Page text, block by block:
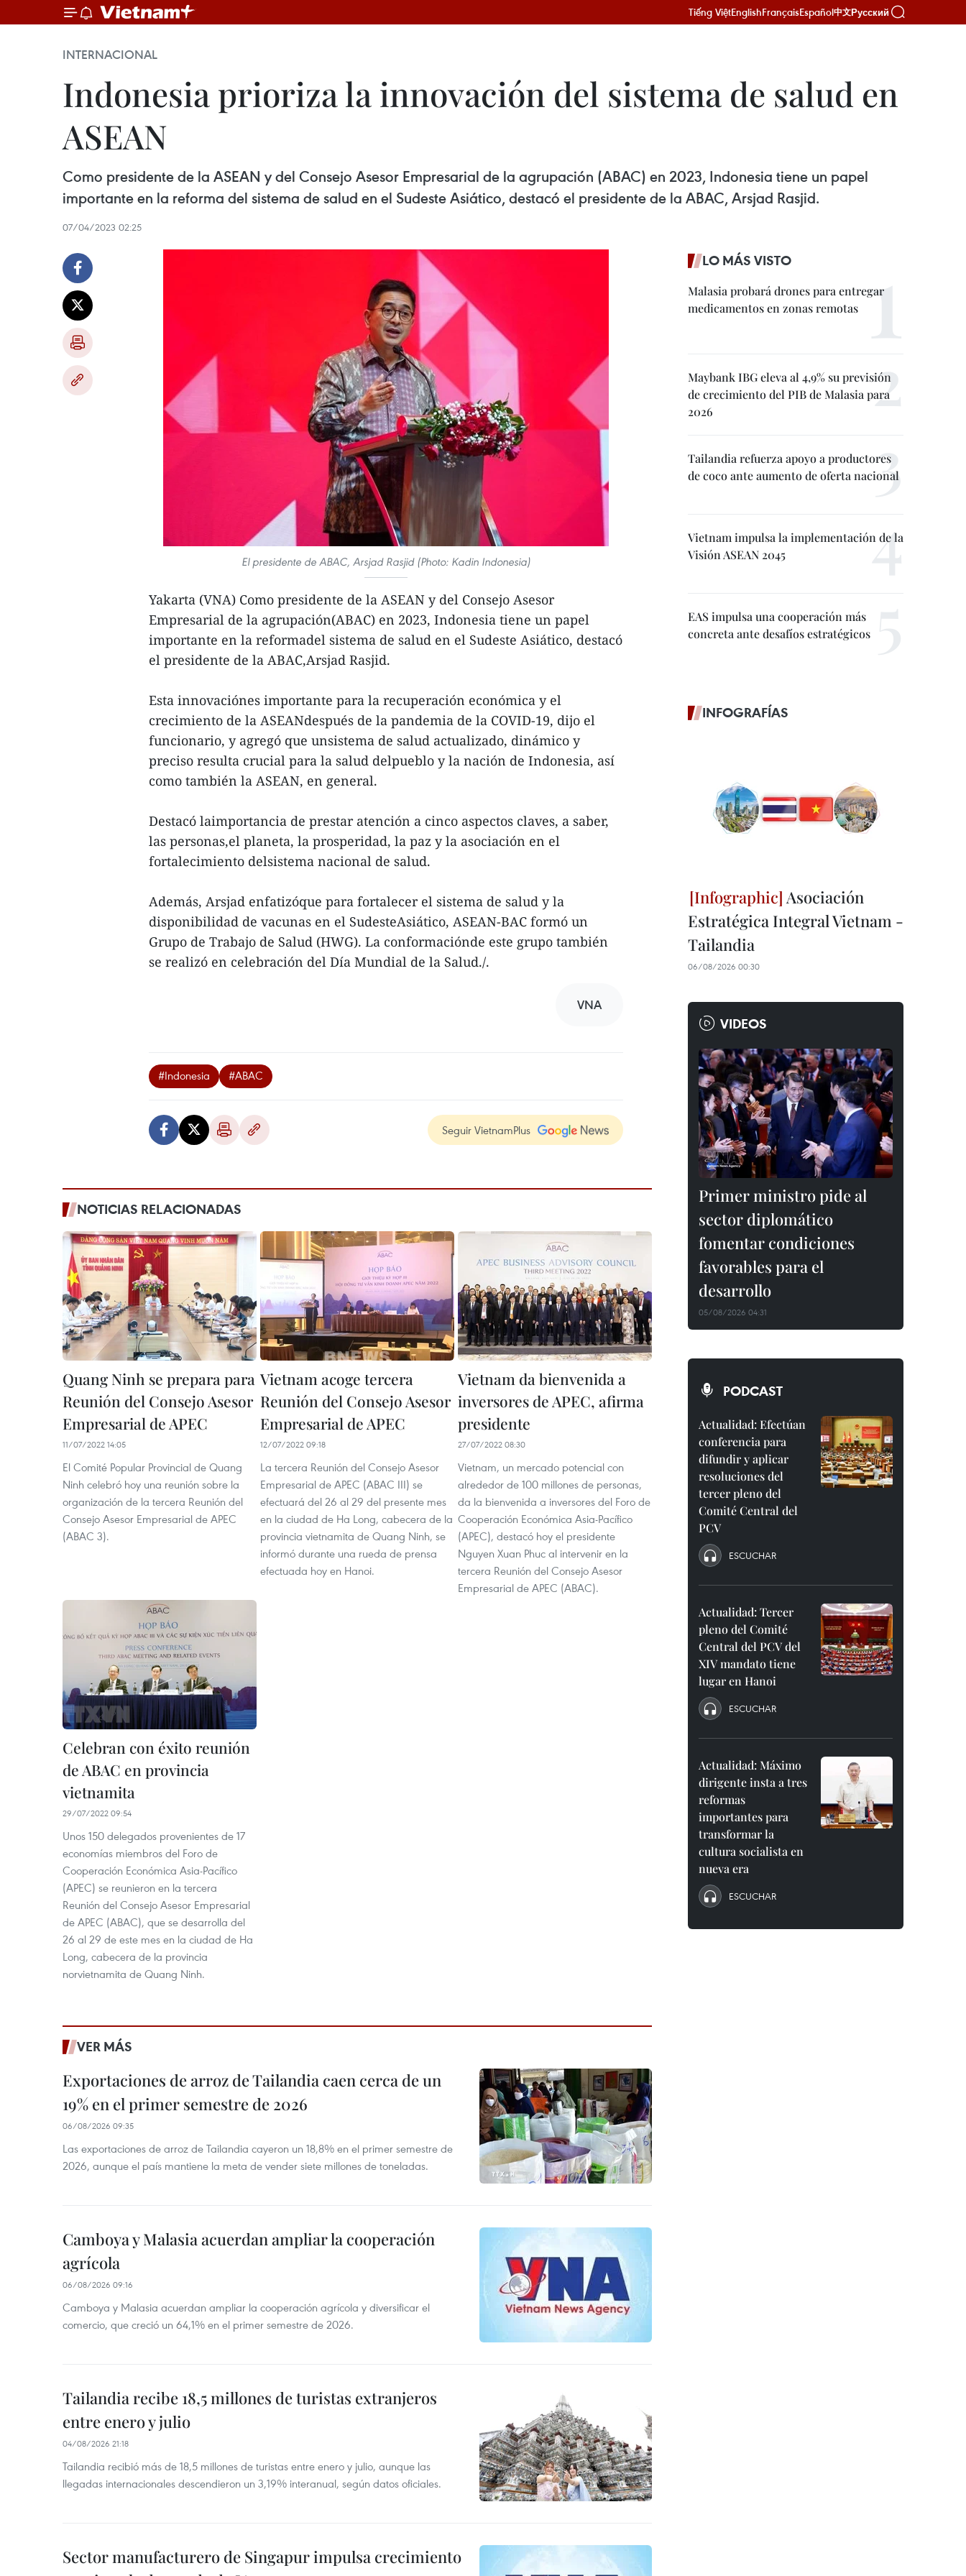
Tiếng ViệtEnglishFrançaisEspañol中文Русский
INTERNACIONAL
Indonesia prioriza la innovación del sistema de salud en
ASEAN
Como presidente de la ASEAN y del Consejo Asesor Empresarial de la agrupación (ABAC) en 2023, Indonesia tiene un papel
importante en la reforma del sistema de salud en el Sudeste Asiático, destacó el presidente de la ABAC, Arsjad Rasjid.
07/04/2023 02:25
El presidente de ABAC, Arsjad Rasjid (Photo: Kadin Indonesia)
Yakarta (VNA) Como presidente de la ASEAN y del Consejo Asesor
Empresarial de la agrupación(ABAC) en 2023, Indonesia tiene un papel
importante en la reformadel sistema de salud en el Sudeste Asiático, destacó
el presidente de la ABAC,Arsjad Rasjid.
Esta innovaciónes importante para la recuperación económica y el
crecimiento de la ASEANdespués de la pandemia de la COVID-19, dijo el
funcionario, y agregó que unsistema de salud actualizado, dinámico y
preciso resulta crucial para la salud delpueblo y la nación de Indonesia, así
como también la ASEAN, en general.
Destacó laimportancia de prestar atención a cinco aspectos claves, a saber,
las personas,el planeta, la prosperidad, la paz y la asociación en el
fortalecimiento delsistema nacional de salud.
Además, Arsjad enfatizóque para fortalecer el sistema de salud y la
disponibilidad de vacunas en el SudesteAsiático, ASEAN-BAC formó un
Grupo de Trabajo de Salud (HWG). La conformaciónde este grupo también
se realizó en celebración del Día Mundial de la Salud./.
VNA
#Indonesia #ABAC
Seguir VietnamPlus
NOTICIAS RELACIONADAS
Quang Ninh se prepara para
Reunión del Consejo Asesor
Empresarial de APEC
11/07/2022 14:05
El Comité Popular Provincial de Quang
Ninh celebró hoy una reunión sobre la
organización de la tercera Reunión del
Consejo Asesor Empresarial de APEC
(ABAC 3).
Vietnam acoge tercera
Reunión del Consejo Asesor
Empresarial de APEC
12/07/2022 09:18
La tercera Reunión del Consejo Asesor
Empresarial de APEC (ABAC III) se
efectuará del 26 al 29 del presente mes
en la ciudad de Ha Long, cabecera de la
provincia vietnamita de Quang Ninh, se
informó durante una rueda de prensa
efectuada hoy en Hanoi.
Vietnam da bienvenida a
inversores de APEC, afirma
presidente
27/07/2022 08:30
Vietnam, un mercado potencial con
alrededor de 100 millones de personas,
da la bienvenida a inversores del Foro de
Cooperación Económica Asia-Pacífico
(APEC), destacó hoy el presidente
Nguyen Xuan Phuc al intervenir en la
tercera Reunión del Consejo Asesor
Empresarial de APEC (ABAC).
Celebran con éxito reunión
de ABAC en provincia
vietnamita
29/07/2022 09:54
Unos 150 delegados provenientes de 17
economías miembros del Foro de
Cooperación Económica Asia-Pacífico
(APEC) se reunieron en la tercera
Reunión del Consejo Asesor Empresarial
de APEC (ABAC), que se desarrolla del
26 al 29 de este mes en la ciudad de Ha
Long, cabecera de la provincia
norvietnamita de Quang Ninh.
VER MÁS
Exportaciones de arroz de Tailandia caen cerca de un
19% en el primer semestre de 2026
06/08/2026 09:35
Las exportaciones de arroz de Tailandia cayeron un 18,8% en el primer semestre de
2026, aunque el país mantiene la meta de vender siete millones de toneladas.
Camboya y Malasia acuerdan ampliar la cooperación
agrícola
06/08/2026 09:16
Camboya y Malasia acuerdan ampliar la cooperación agrícola y diversificar el
comercio, que creció un 64,1% en el primer semestre de 2026.
Tailandia recibe 18,5 millones de turistas extranjeros
entre enero y julio
04/08/2026 21:18
Tailandia recibió más de 18,5 millones de turistas entre enero y julio, aunque las
llegadas internacionales descendieron un 3,19% interanual, según datos oficiales.
Sector manufacturero de Singapur impulsa crecimiento
LO MÁS VISTO
Malasia probará drones para entregar
medicamentos en zonas remotas
Maybank IBG eleva al 4,9% su previsión
de crecimiento del PIB de Malasia para
2026
Tailandia refuerza apoyo a productores
de coco ante aumento de oferta nacional
Vietnam impulsa la implementación de la
Visión ASEAN 2045
EAS impulsa una cooperación más
concreta ante desafíos estratégicos
INFOGRAFÍAS
Asociación
Estratégica Integral Vietnam -
Tailandia
06/08/2026 00:30
VIDEOS
Primer ministro pide al
sector diplomático
fomentar condiciones
favorables para el
desarrollo
05/08/2026 04:31
PODCAST
Actualidad: Efectúan
conferencia para
difundir y aplicar
resoluciones del
tercer pleno del
Comité Central del
PCV
ESCUCHAR
Actualidad: Tercer
pleno del Comité
Central del PCV del
XIV mandato tiene
lugar en Hanoi
ESCUCHAR
Actualidad: Máximo
dirigente insta a tres
reformas
importantes para
transformar la
cultura socialista en
nueva era
ESCUCHAR